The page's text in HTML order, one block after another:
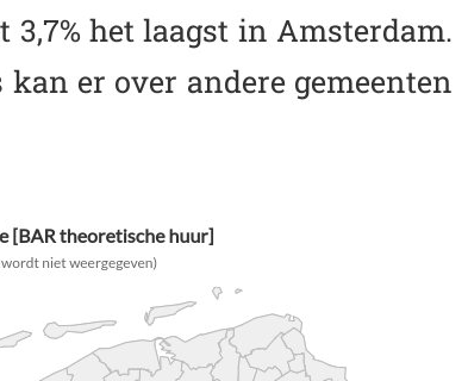
het laagst in Amsterdam.
er over andere gemeenten